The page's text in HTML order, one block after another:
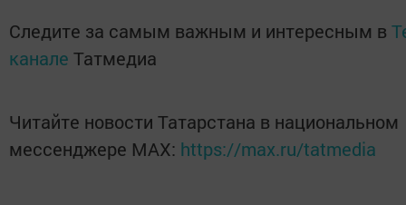
Следите за самым важным и интересным в
канале Татмедиа
Читайте новости Татарстана в национальном
мессенджере MАХ: https://max.ru/tatmedia